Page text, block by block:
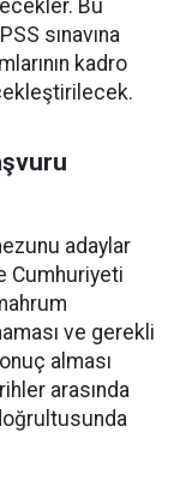
Bu
sınavına
kadro
adaylar
Cumhuriyeti
ve gerekli
alması
arasında